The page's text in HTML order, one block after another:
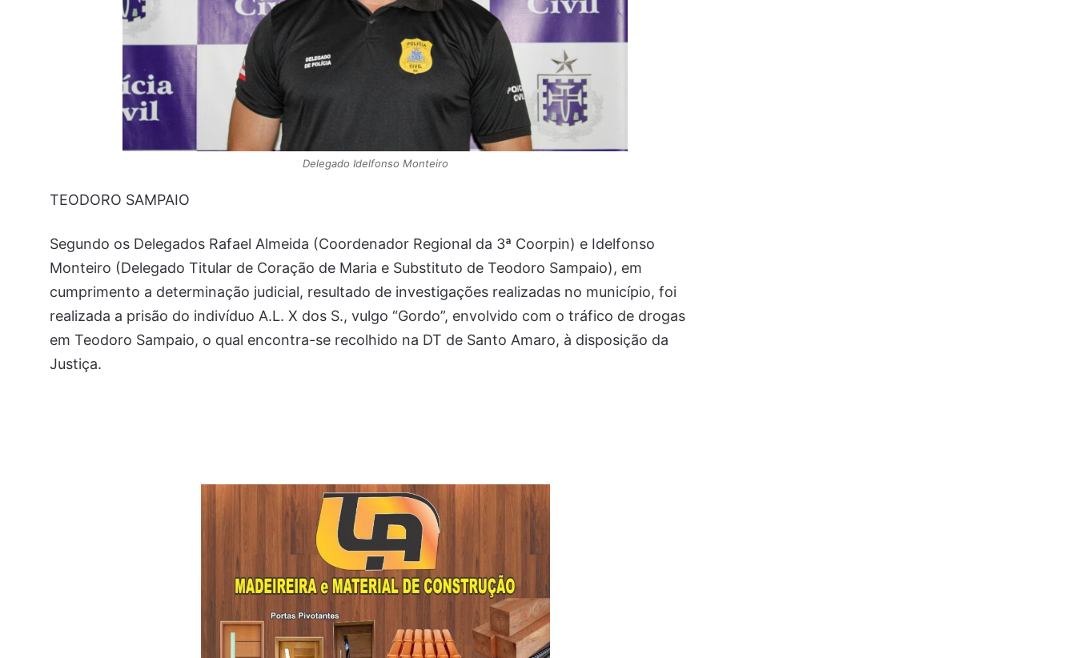
Delegado Idelfonso Monteiro
TEODORO SAMPAIO
Segundo os Delegados Rafael Almeida (Coordenador Regional da 3ª Coorpin) e Idelfonso
Monteiro (Delegado Titular de Coração de Maria e Substituto de Teodoro Sampaio), em
cumprimento a determinação judicial, resultado de investigações realizadas no município, foi
realizada a prisão do indivíduo A.L. X dos S., vulgo “Gordo”, envolvido com o tráfico de drogas
em Teodoro Sampaio, o qual encontra-se recolhido na DT de Santo Amaro, à disposição da
Justiça.